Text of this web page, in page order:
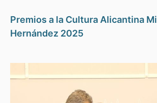
Premios a la Cultura Alicantina
Hernández 2025